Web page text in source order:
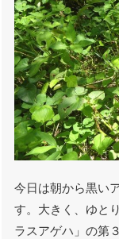
今日は朝から黒い
す。大きく、ゆと
ラスアゲハ」の第